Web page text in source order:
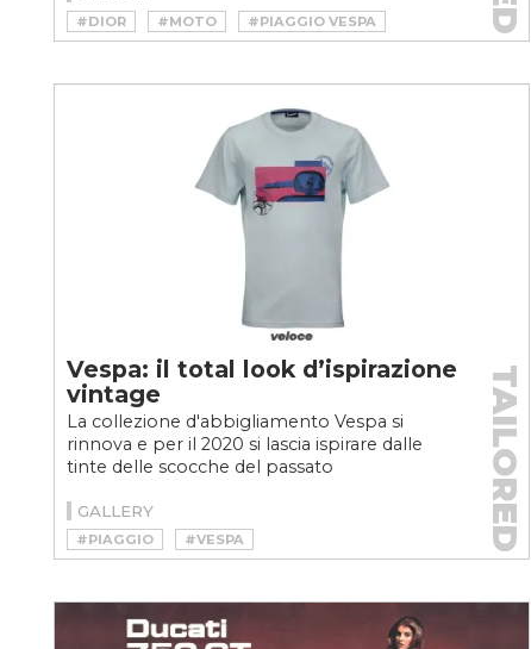
#DIOR #MOTO
#PIAGGIO VESPA
#SCOOTER
#VELOCEMOTO
#VESPA
Vespa: il total look d’ispirazione
vintage
La collezione d'abbigliamento Vespa si
rinnova e per il 2020 si lascia ispirare dalle
tinte delle scocche del passato
TAILORED
GALLERY
#PIAGGIO
#VESPA
#VESPA TOTAL LOOK 2020